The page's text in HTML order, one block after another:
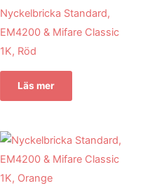
Nyckelbricka Standard,
EM4200 & Mifare Classic
1K, Röd
Läs mer